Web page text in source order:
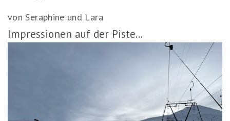
von Seraphine und Lara
Impressionen auf der Piste...